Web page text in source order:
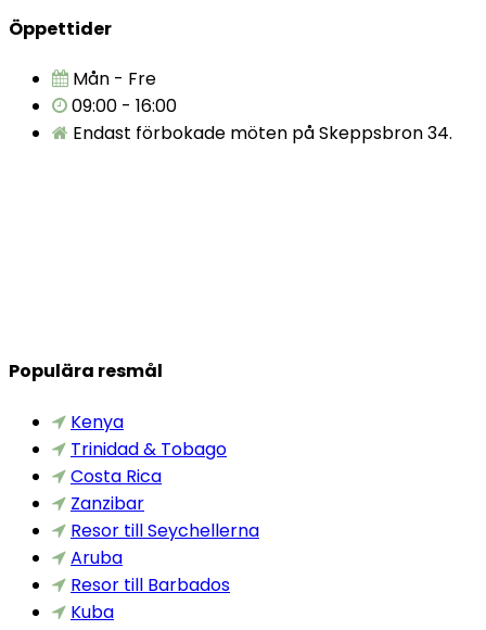
Öppettider
Mån - Fre
09:00 - 16:00
Endast förbokade möten på Skeppsbron 34.
Populära resmål
Kenya
Trinidad & Tobago
Costa Rica
Zanzibar
Resor till Seychellerna
Aruba
Resor till Barbados
Kuba